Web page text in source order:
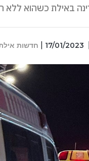
באילת כשהוא ללא
17/01/2023 חדשות